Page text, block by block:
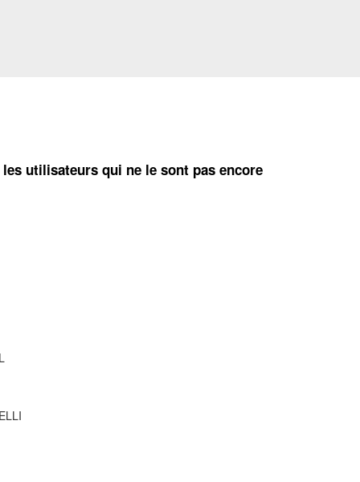
utilisateurs qui ne le sont pas encore